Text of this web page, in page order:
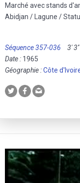
Marché avec stands
Abidjan / Lagune /
Séquence 357-036 3' 3''
Date : 1965
Géographie :Côte